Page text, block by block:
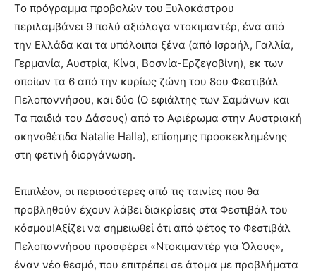
Το πρόγραμμα προβολών του Ξυλοκάστρου
περιλαμβάνει 9 πολύ αξιόλογα ντοκιμαντέρ, ένα από
την Ελλάδα και τα υπόλοιπα ξένα (από Ισραήλ, Γαλλία,
Γερμανία, Αυστρία, Κίνα, Βοσνία-Ερζεγοβίνη), εκ των
οποίων τα 6 από την κυρίως ζώνη του 8ου Φεστιβάλ
Πελοποννήσου, και δύο (Ο εφιάλτης των Σαμάνων και
Τα παιδιά του Δάσους) από το Αφιέρωμα στην Αυστριακή
σκηνοθέτιδα Natalie Halla), επίσημης προσκεκλημένης
στη φετινή διοργάνωση.
Επιπλέον, οι περισσότερες από τις ταινίες που θα
προβληθούν έχουν λάβει διακρίσεις στα Φεστιβάλ του
κόσμου!Αξίζει να σημειωθεί ότι από φέτος το Φεστιβάλ
Πελοποννήσου προσφέρει «Ντοκιμαντέρ για Όλους»,
έναν νέο θεσμό, που επιτρέπει σε άτομα με προβλήματα